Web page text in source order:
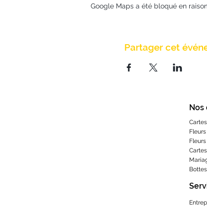
Google Maps a été bloqué en
Partager cet